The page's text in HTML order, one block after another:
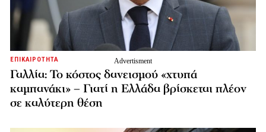
ΕΠΙΚΑΙΡΟΤΗΤΑ
Γαλλία: Το κόστος δανεισμού «χτυπά
καμπανάκι» – Γιατί η Ελλάδα βρίσκεται πλέον
σε καλύτερη θέση